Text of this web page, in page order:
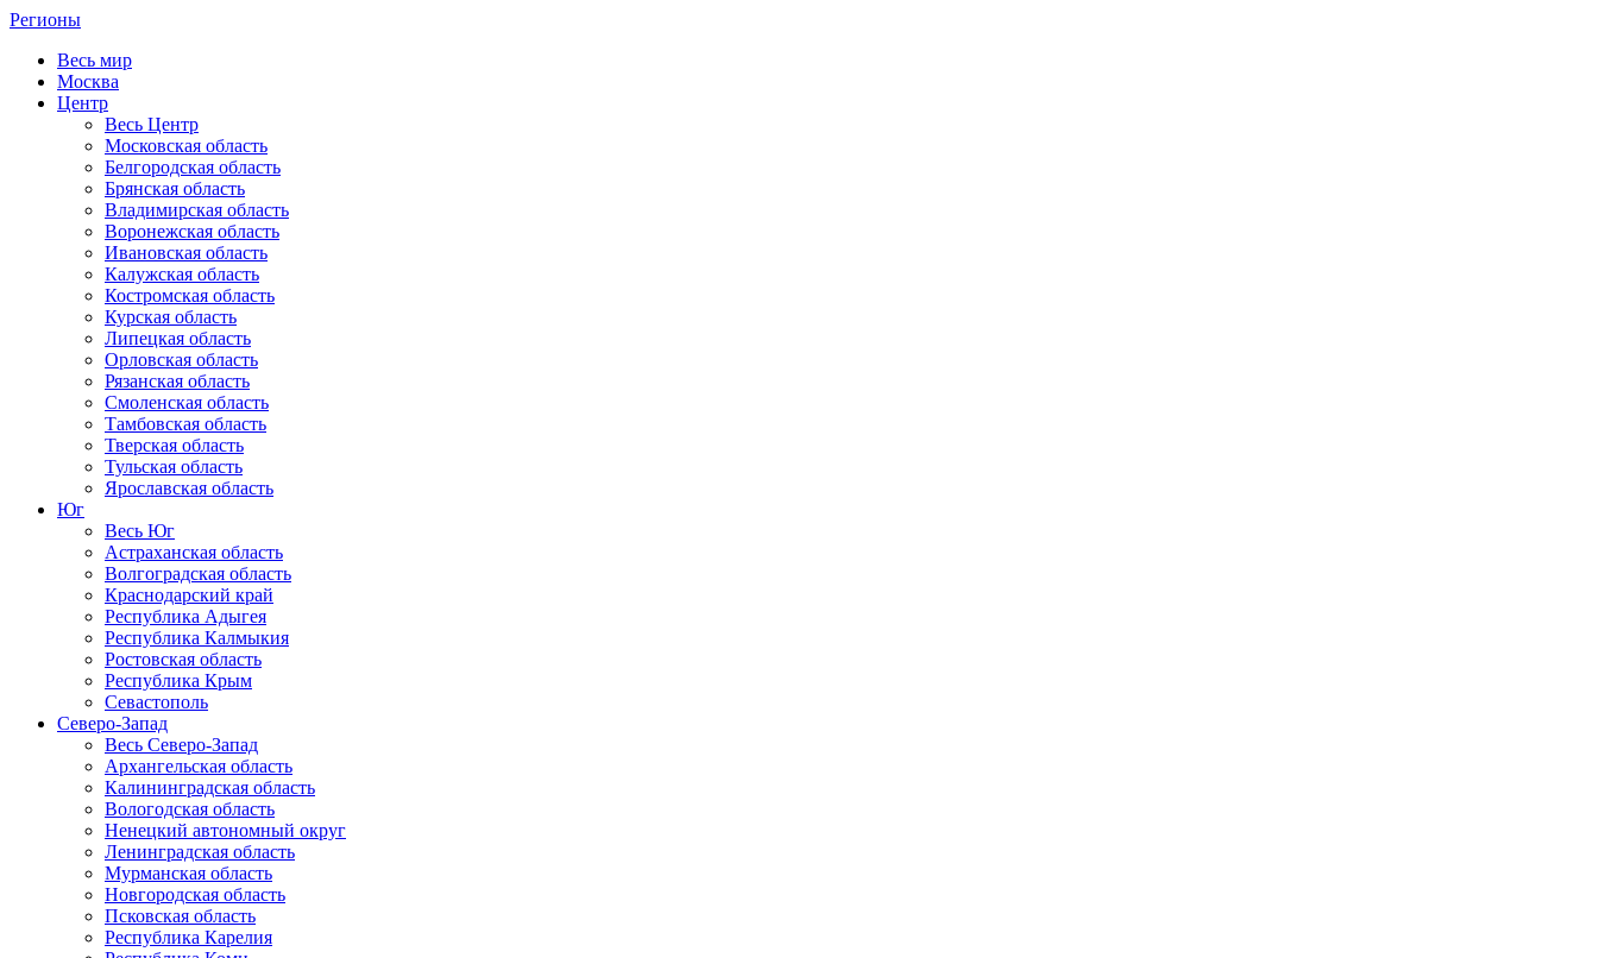
Регионы
Весь мир
Москва
Центр
Весь Центр
Московская область
Белгородская область
Брянская область
Владимирская область
Воронежская область
Ивановская область
Калужская область
Костромская область
Курская область
Липецкая область
Орловская область
Рязанская область
Смоленская область
Тамбовская область
Тверская область
Тульская область
Ярославская область
Юг
Весь Юг
Астраханская область
Волгоградская область
Краснодарский край
Республика Адыгея
Республика Калмыкия
Ростовская область
Республика Крым
Севастополь
Северо-Запад
Весь Северо-Запад
Архангельская область
Калининградская область
Вологодская область
Ненецкий автономный округ
Ленинградская область
Мурманская область
Новгородская область
Псковская область
Республика Карелия